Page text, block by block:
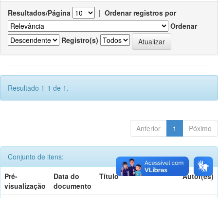
Resultados/Página | Ordenar registros por
Ordenar
Registro(s)
Resultado 1-1 de 1.
Anterior 1 Póximo
Conjunto de itens:
Pré-
visualização
Data do
documento
Título Autor(es)